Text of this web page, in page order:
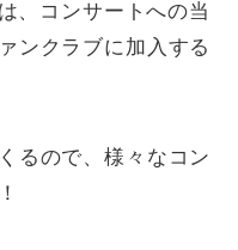
、コンサートへの当
ンクラブに加入する
るので、様々なコン